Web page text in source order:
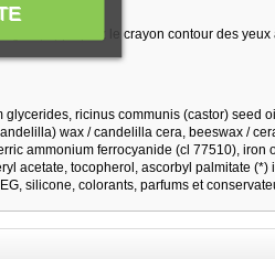
appliquez le crayon contour des
ricinus communis (castor) seed
wax / candelilla cera, beeswax /
ammonium ferrocyanide (cl 77510), iron
acetate, tocopherol, ascorbyl palmitate (*)
silicone, colorants, parfums et